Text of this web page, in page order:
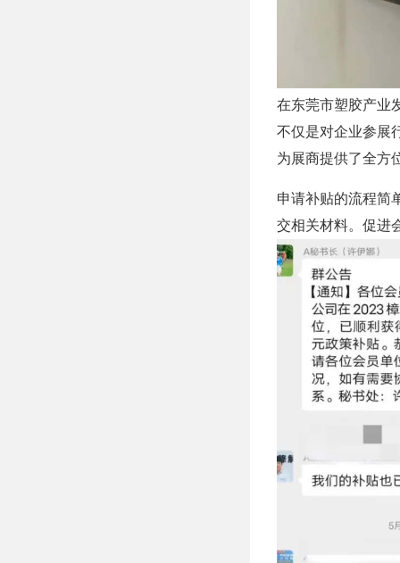
在东莞市塑胶产业
不仅是对企业参展
为展商提供了全方
申请补贴的流程简
交相关材料。促进